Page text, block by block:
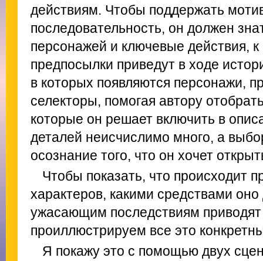
действиям. Чтобы поддержать
последовательность, он должен
персонажей и ключевые действия,
предпосылки приведут в ходе
в которых появляются персонажи,
селекторы, помогая автору
которые он решает включить в
деталей неисчислимо много, а
осознание того, что он хочет
Чтобы показать, что происходит
характеров, какими средствами оно
ужасающим последствиям приводят
проиллюстрируем все это
Я покажу это с помощью двух